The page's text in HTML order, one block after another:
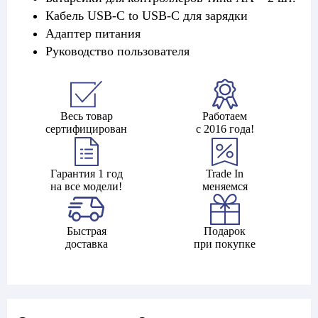
Кабель USB-C to USB-C для зарядки
Адаптер питания
Руководство пользователя
Весь товар
сертифицирован
Работаем
с 2016 года!
Гарантия 1 год
на все модели!
Trade In
меняемся
Быстрая
доставка
Подарок
при покупке